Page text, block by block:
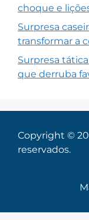
choque e
Surpresa
transformar a
Surpresa
que derruba
Copyright ©
reservados.